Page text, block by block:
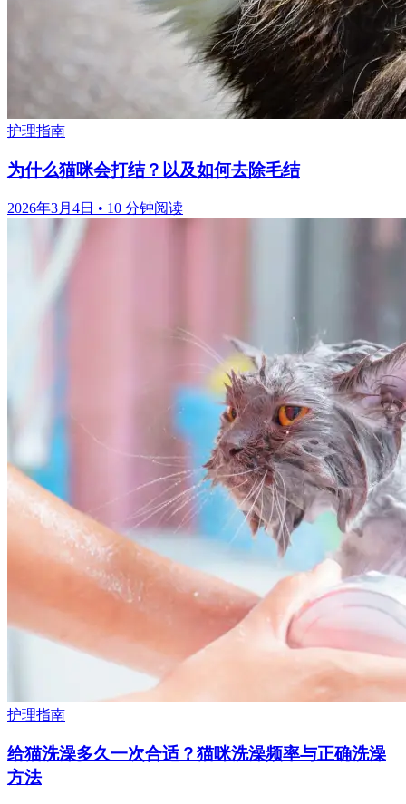
护理指南
为什么猫咪会打结？以及如何去除毛结
2026年3月4日 • 10 分钟阅读
护理指南
给猫洗澡多久一次合适？猫咪洗澡频率与正确洗澡
方法